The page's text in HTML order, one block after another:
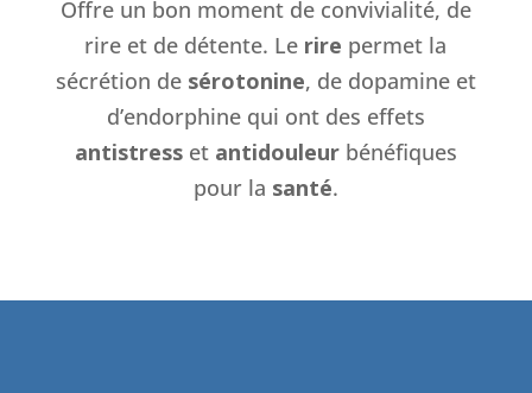
Offre un bon moment de convivialité, de
rire et de détente. Le rire permet la
sécrétion de sérotonine, de dopamine et
d’endorphine qui ont des effets
antistresset antidouleurbénéfiques
pour la santé.